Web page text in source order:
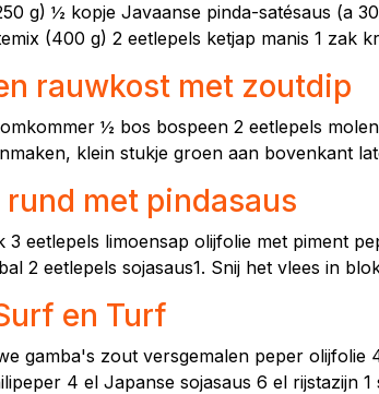
g) ½ kopje Javaanse pinda-satésaus (a
(400 g) 2 eetlepels ketjap manis 1 zak
rauwkost met zoutdip
½ bos bospeen 2 eetlepels
klein stukje groen aan bovenkant
rund met pindasaus
3 eetlepels limoensap olijfolie met piment
2 eetlepels sojasaus1. Snij het vlees in
en Turf
gamba's zout versgemalen peper olijfolie
4 el Japanse sojasaus 6 el rijstazijn